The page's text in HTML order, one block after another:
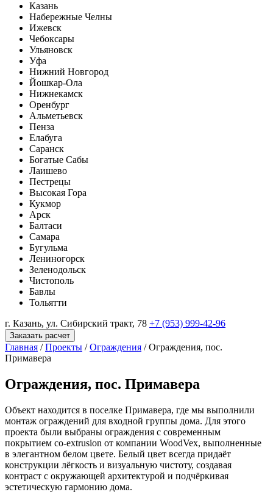
Казань
Набережные Челны
Ижевск
Чебоксары
Ульяновск
Уфа
Нижний Новгород
Йошкар-Ола
Нижнекамск
Оренбург
Альметьевск
Пенза
Елабуга
Саранск
Богатые Сабы
Лаишево
Пестрецы
Высокая Гора
Кукмор
Арск
Балтаси
Самара
Бугульма
Лениногорск
Зеленодольск
Чистополь
Бавлы
Тольятти
г. Казань, ул. Сибирский тракт, 78 +7 (953) 999-42-96
Заказать расчет
Главная / Проекты / Ограждения /Ограждения, пос.
Примавера
Ограждения, пос. Примавера
Объект находится в поселке Примавера, где мы выполнили
монтаж ограждений для входной группы дома. Для этого
проекта были выбраны ограждения с современным
покрытием co-extrusion от компании WoodVex, выполненные
в элегантном белом цвете. Белый цвет всегда придаёт
конструкции лёгкость и визуальную чистоту, создавая
контраст с окружающей архитектурой и подчёркивая
эстетическую гармонию дома.